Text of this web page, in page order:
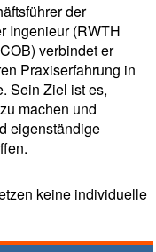
der
Ingenieur (RWTH
verbindet er
Praxiserfahrung in
Sein Ziel ist es,
machen und
eigenständige
keine individuelle